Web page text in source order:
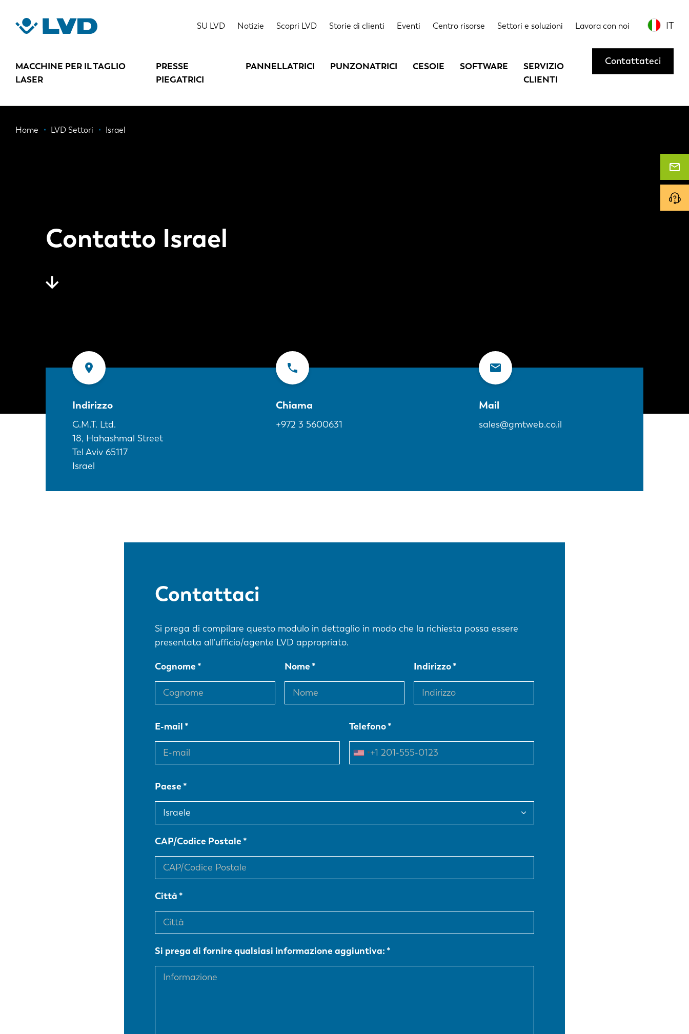
contenuto
SU LVD Notizie Scopri LVD Storie di clienti Eventi Centro risorse Settori e soluzioni Lavora con noi IT
MACCHINE PER IL TAGLIO
LASER
PRESSE
PIEGATRICI
PANNELLATRICI PUNZONATRICI CESOIE SOFTWARE
SERVIZIO
CLIENTI
Contattateci
Briciole
Home LVD Settori Israel
Contatto Israel
Indirizzo
G.M.T. Ltd.
18, Hahashmal Street
Tel Aviv 65117
Israel
Chiama
+972 3 5600631
Mail
sales@gmtweb.co.il
Contattaci
Si prega di compilare questo modulo in dettaglio in modo che la richiesta possa essere
presentata all'ufficio/agente LVD appropriato.
Cognome Nome Indirizzo
E-mail Telefono
Paese
CAP/Codice Postale
Città
Si prega di fornire qualsiasi informazione aggiuntiva:
EN